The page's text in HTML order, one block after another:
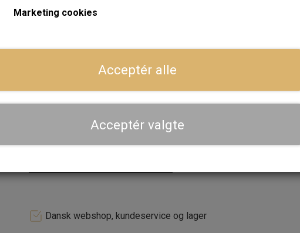
gamle strømfordeler, så vær opmærksom på dette FØR du
Strømfordelerne med elektronisk tænding har også to ledninger i
Sort ledning går til minus på tændspolen og så i stik på bilens
Forventet leveringstid:Varen er ikke på lager. Ca. 14 dages
Dansk webshop, kundeservice og lager
Marketing cookies
Acceptér alle
Acceptér valgte